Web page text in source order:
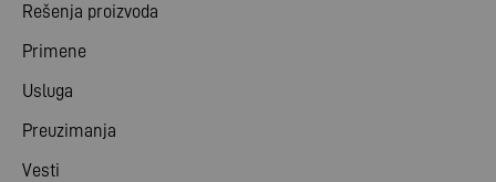
Rešenja proizvoda
Primene
Usluga
Preuzimanja
Vesti